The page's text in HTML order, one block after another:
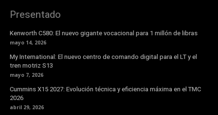
Presentado
Kenworth C580: El nuevo gigante vocacional para 1 millón de libras
mayo 14, 2026
My International: El nuevo centro de comando digital para el LT y el
tren motriz S13
mayo 7, 2026
Cummins X15 2027: Evolución técnica y eficiencia máxima en el TMC
2026
abril 29, 2026